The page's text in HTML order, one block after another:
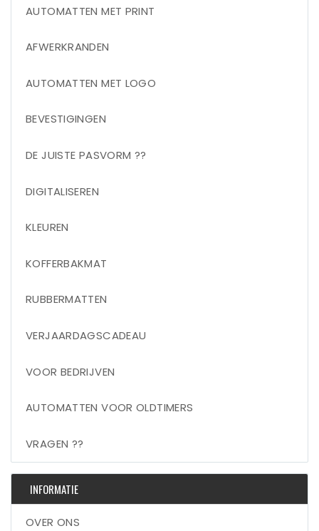
AUTOMATTEN MET PRINT
AFWERKRANDEN
AUTOMATTEN MET LOGO
BEVESTIGINGEN
DE JUISTE PASVORM ??
DIGITALISEREN
KLEUREN
KOFFERBAKMAT
RUBBERMATTEN
VERJAARDAGSCADEAU
VOOR BEDRIJVEN
AUTOMATTEN VOOR OLDTIMERS
VRAGEN ??
INFORMATIE
OVER ONS